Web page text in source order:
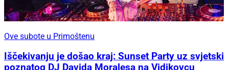
Ove subote u Primoštenu
Iščekivanju je došao kraj: Sunset Party uz svjetski
poznatog DJ Davida Moralesa na Vidikovcu